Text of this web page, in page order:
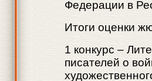
Федерации в
Итоги оценки
1 конкурс –
писателей о